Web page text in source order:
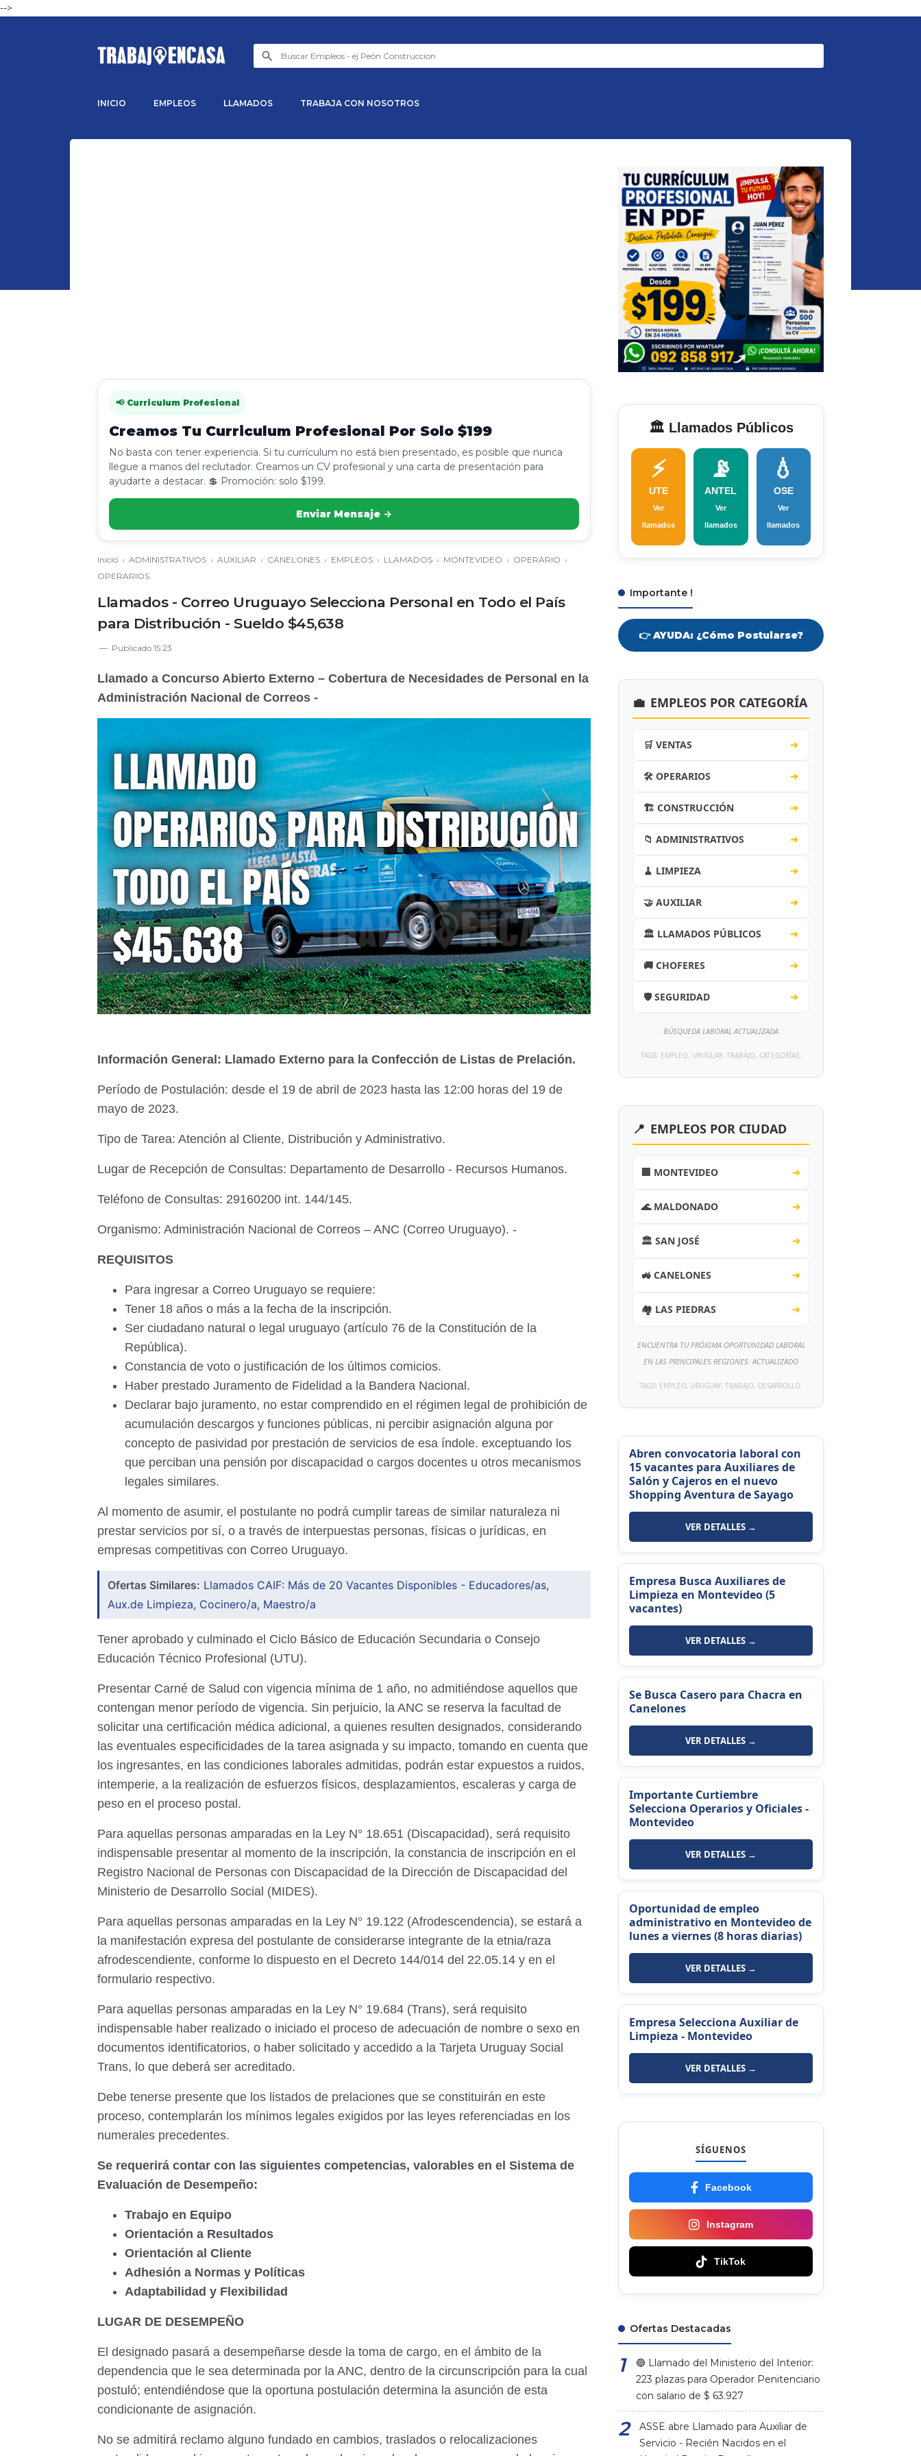
-->
INICIO EMPLEOS LLAMADOS TRABAJA CON NOSOTROS
📢 Curriculum Profesional
Creamos Tu Curriculum Profesional Por Solo $199
No basta con tener experiencia. Si tu currículum no está bien presentado, es posible que nunca
llegue a manos del reclutador. Creamos un CV profesional y una carta de presentación para
ayudarte a destacar. 💲 Promoción: solo $199.
Enviar Mensaje →
Inicio › ADMINISTRATIVOS › AUXILIAR › CANELONES › EMPLEOS › LLAMADOS › MONTEVIDEO › OPERARIO ›
OPERARIOS
Llamados - Correo Uruguayo Selecciona Personal en Todo el País
para Distribución - Sueldo $45,638
Publicado 15:23
Llamado a Concurso Abierto Externo – Cobertura de Necesidades de Personal en la
Administración Nacional de Correos -
Información General: Llamado Externo para la Confección de Listas de Prelación.
Período de Postulación: desde el 19 de abril de 2023 hasta las 12:00 horas del 19 de
mayo de 2023.
Tipo de Tarea: Atención al Cliente, Distribución y Administrativo.
Lugar de Recepción de Consultas: Departamento de Desarrollo - Recursos Humanos.
Teléfono de Consultas: 29160200 int. 144/145.
Organismo: Administración Nacional de Correos – ANC (Correo Uruguayo). -
REQUISITOS
Para ingresar a Correo Uruguayo se requiere:
Tener 18 años o más a la fecha de la inscripción.
Ser ciudadano natural o legal uruguayo (artículo 76 de la Constitución de la
República).
Constancia de voto o justificación de los últimos comicios.
Haber prestado Juramento de Fidelidad a la Bandera Nacional.
Declarar bajo juramento, no estar comprendido en el régimen legal de prohibición de
acumulación descargos y funciones públicas, ni percibir asignación alguna por
concepto de pasividad por prestación de servicios de esa índole. exceptuando los
que perciban una pensión por discapacidad o cargos docentes u otros mecanismos
legales similares.
Al momento de asumir, el postulante no podrá cumplir tareas de similar naturaleza ni
prestar servicios por sí, o a través de interpuestas personas, físicas o jurídicas, en
empresas competitivas con Correo Uruguayo.
Ofertas Similares: Llamados CAIF: Más de 20 Vacantes Disponibles - Educadores/as,
Aux.de Limpieza, Cocinero/a, Maestro/a
Tener aprobado y culminado el Ciclo Básico de Educación Secundaria o Consejo
Educación Técnico Profesional (UTU).
Presentar Carné de Salud con vigencia mínima de 1 año, no admitiéndose aquellos que
contengan menor período de vigencia. Sin perjuicio, la ANC se reserva la facultad de
solicitar una certificación médica adicional, a quienes resulten designados, considerando
las eventuales especificidades de la tarea asignada y su impacto, tomando en cuenta que
los ingresantes, en las condiciones laborales admitidas, podrán estar expuestos a ruidos,
intemperie, a la realización de esfuerzos físicos, desplazamientos, escaleras y carga de
peso en el proceso postal.
Para aquellas personas amparadas en la Ley N° 18.651 (Discapacidad), será requisito
indispensable presentar al momento de la inscripción, la constancia de inscripción en el
Registro Nacional de Personas con Discapacidad de la Dirección de Discapacidad del
Ministerio de Desarrollo Social (MIDES).
Para aquellas personas amparadas en la Ley N° 19.122 (Afrodescendencia), se estará a
la manifestación expresa del postulante de considerarse integrante de la etnia/raza
afrodescendiente, conforme lo dispuesto en el Decreto 144/014 del 22.05.14 y en el
formulario respectivo.
Para aquellas personas amparadas en la Ley N° 19.684 (Trans), será requisito
indispensable haber realizado o iniciado el proceso de adecuación de nombre o sexo en
documentos identificatorios, o haber solicitado y accedido a la Tarjeta Uruguay Social
Trans, lo que deberá ser acreditado.
Debe tenerse presente que los listados de prelaciones que se constituirán en este
proceso, contemplarán los mínimos legales exigidos por las leyes referenciadas en los
numerales precedentes.
Se requerirá contar con las siguientes competencias, valorables en el Sistema de
Evaluación de Desempeño:
Trabajo en Equipo
Orientación a Resultados
Orientación al Cliente
Adhesión a Normas y Políticas
Adaptabilidad y Flexibilidad
LUGAR DE DESEMPEÑO
El designado pasará a desempeñarse desde la toma de cargo, en el ámbito de la
dependencia que le sea determinada por la ANC, dentro de la circunscripción para la cual
postuló; entendiéndose que la oportuna postulación determina la asunción de esta
condicionante de asignación.
No se admitirá reclamo alguno fundado en cambios, traslados o relocalizaciones
🏛️ Llamados Públicos
⚡
UTE
Ver
llamados
📡
ANTEL
Ver
llamados
💧
OSE
Ver
llamados
Importante !
👉 AYUDA: ¿Cómo Postularse?
💼 EMPLEOS POR CATEGORÍA
🛒 VENTAS ➔
🛠️ OPERARIOS ➔
🏗️ CONSTRUCCIÓN ➔
📁 ADMINISTRATIVOS ➔
🧹 LIMPIEZA ➔
🤝 AUXILIAR ➔
🏛️ LLAMADOS PÚBLICOS ➔
🚚 CHOFERES ➔
🛡️ SEGURIDAD ➔
BÚSQUEDA LABORAL ACTUALIZADA
TAGS: EMPLEO, URUGUAY, TRABAJO, CATEGORÍAS.
📍 EMPLEOS POR CIUDAD
🏢 MONTEVIDEO ➔
🌊 MALDONADO ➔
🏛️ SAN JOSÉ ➔
🚜 CANELONES ➔
🏘️ LAS PIEDRAS ➔
ENCUENTRA TU PRÓXIMA OPORTUNIDAD LABORAL
EN LAS PRINCIPALES REGIONES. ACTUALIZADO
TAGS: EMPLEO, URUGUAY, TRABAJO, DESARROLLO.
Abren convocatoria laboral con
15 vacantes para Auxiliares de
Salón y Cajeros en el nuevo
Shopping Aventura de Sayago
VER DETALLES →
Empresa Busca Auxiliares de
Limpieza en Montevideo (5
vacantes)
VER DETALLES →
Se Busca Casero para Chacra en
Canelones
VER DETALLES →
Importante Curtiembre
Selecciona Operarios y Oficiales -
Montevideo
VER DETALLES →
Oportunidad de empleo
administrativo en Montevideo de
lunes a viernes (8 horas diarias)
VER DETALLES →
Empresa Selecciona Auxiliar de
Limpieza - Montevideo
VER DETALLES →
SÍGUENOS
Facebook
Instagram
TikTok
Ofertas Destacadas
🔵 Llamado del Ministerio del Interior:
223 plazas para Operador Penitenciario
con salario de $ 63.927
ASSE abre Llamado para Auxiliar de
Servicio - Recién Nacidos en el